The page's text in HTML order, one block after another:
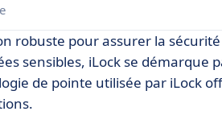
robuste pour assurer la
sensibles, iLock se démarque
de pointe utilisée par iLock